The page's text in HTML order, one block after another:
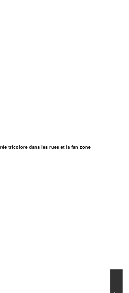
tricolore dans les rues et la fan zone